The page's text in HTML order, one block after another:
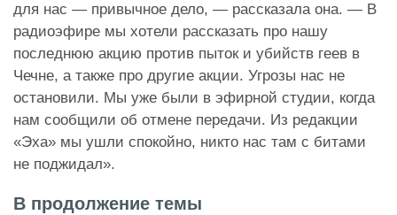
для нас — привычное дело, — рассказала она. — В
радиоэфире мы хотели рассказать про нашу
последнюю акцию против пыток и убийств геев в
Чечне, а также про другие акции. Угрозы нас не
остановили. Мы уже были в эфирной студии, когда
нам сообщили об отмене передачи. Из редакции
«Эха» мы ушли спокойно, никто нас там с битами
не поджидал».
В продолжение темы